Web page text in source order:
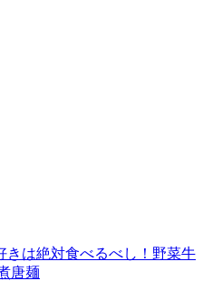
きは絶対食べるべし！野菜牛
唐麺